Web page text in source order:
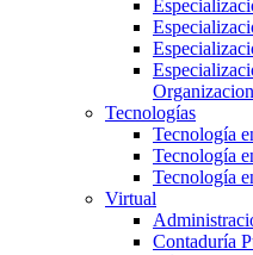
Tecnologías
Tecnología
Tecnología
Tecnología
Virtual
Contaduría